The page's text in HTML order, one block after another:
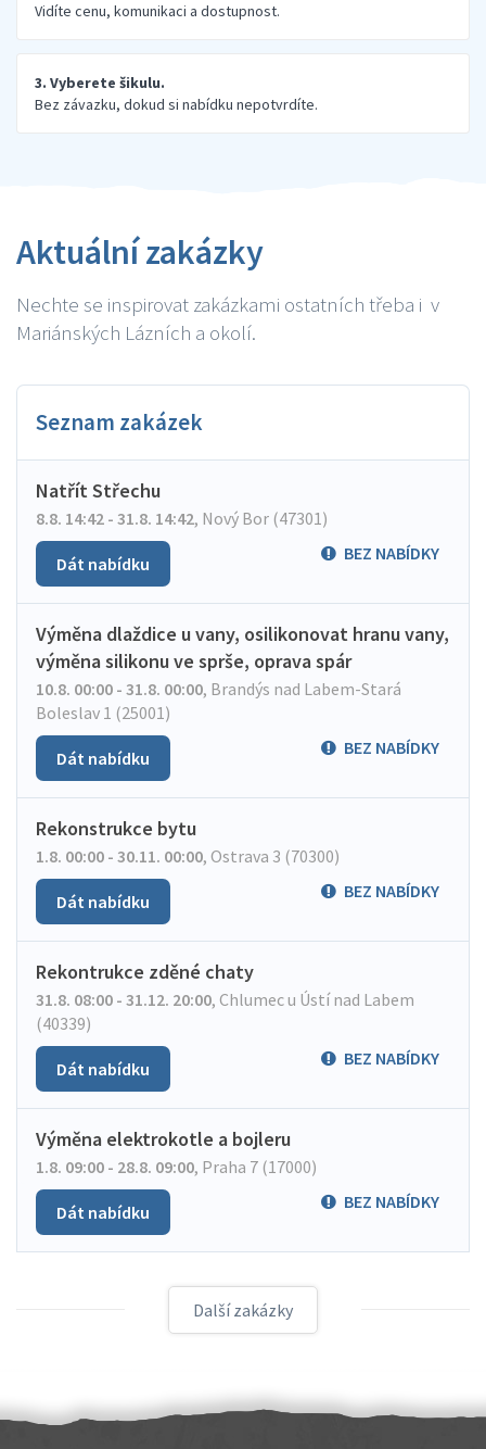
Vidíte cenu, komunikaci a dostupnost.
3. Vyberete šikulu.
Bez závazku, dokud si nabídku nepotvrdíte.
Aktuální zakázky
Nechte se inspirovat zakázkami ostatních třeba i v
Mariánských Lázních a okolí.
Seznam zakázek
Natřít Střechu
8.8. 14:42 - 31.8. 14:42, Nový Bor (47301)
BEZ NABÍDKY
Dát nabídku
Výměna dlaždice u vany, osilikonovat hranu vany,
výměna silikonu ve sprše, oprava spár
10.8. 00:00 - 31.8. 00:00, Brandýs nad Labem-Stará
Boleslav 1 (25001)
BEZ NABÍDKY
Dát nabídku
Rekonstrukce bytu
1.8. 00:00 - 30.11. 00:00, Ostrava 3 (70300)
BEZ NABÍDKY
Dát nabídku
Rekontrukce zděné chaty
31.8. 08:00 - 31.12. 20:00, Chlumec u Ústí nad Labem
(40339)
BEZ NABÍDKY
Dát nabídku
Výměna elektrokotle a bojleru
1.8. 09:00 - 28.8. 09:00, Praha 7 (17000)
BEZ NABÍDKY
Dát nabídku
Další zakázky